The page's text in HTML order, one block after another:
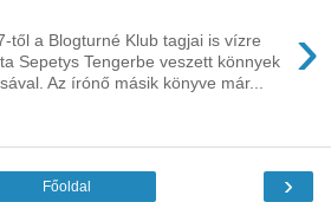
›
től a Blogturné Klub tagjai is vízre
Sepetys Tengerbe veszett könnyek
Az írónő másik könyve már...
›
Főoldal